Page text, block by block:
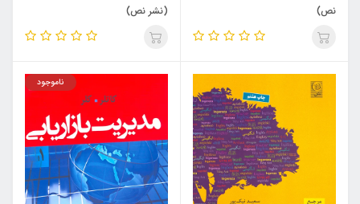
نص)
(نشر نص)
ناموجود